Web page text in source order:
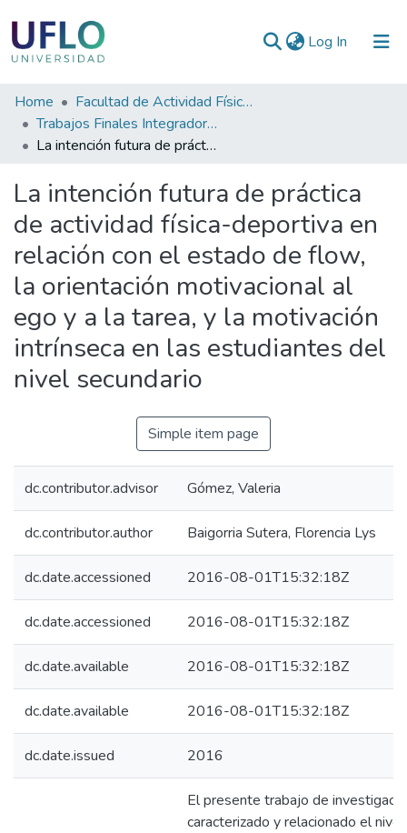
Log In (current)
Communities
&
Collections
All of RIUFLO
Statistics
Home
Facultad de Actividad Física y Deporte
Trabajos Finales Integradores (TFI) de la Licenciatura en Actividad Física y Deporte
La intención futura de práctica de actividad física-deportiva en relación con el estado de flow, la orientación motivacional al ego y a la tarea, y la motivación intrínseca en las estudiantes del nivel secundario
La intención futura de práctica
de actividad física-deportiva en
relación con el estado de flow,
la orientación motivacional al
ego y a la tarea, y la motivación
intrínseca en las estudiantes del
nivel secundario
Simple item page
dc.contributor.advisor Gómez, Valeria
dc.contributor.author Baigorria Sutera, Florencia Lys
dc.date.accessioned 2016-08-01T15:32:18Z
dc.date.accessioned 2016-08-01T15:32:18Z
dc.date.available 2016-08-01T15:32:18Z
dc.date.available 2016-08-01T15:32:18Z
dc.date.issued 2016
El presente trabajo de
caracterizado y relacionado el